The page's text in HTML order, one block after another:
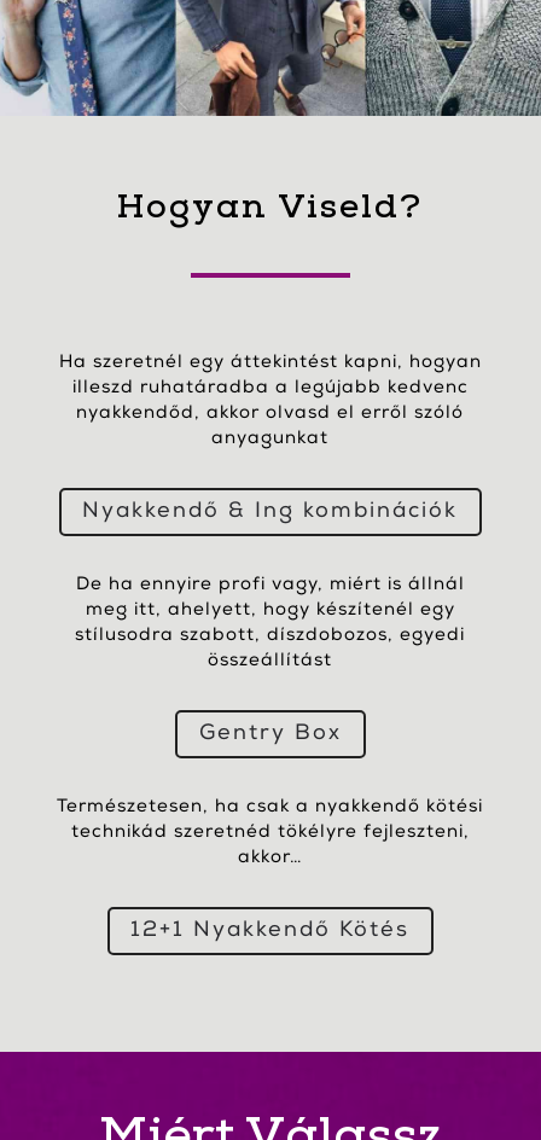
Hogyan Viseld?
Ha szeretnél egy áttekintést kapni, hogyan
illeszd ruhatáradba a legújabb kedvenc
nyakkendőd, akkor olvasd el erről szóló
anyagunkat
Nyakkendő & Ing kombinációk
De ha ennyire profi vagy, miért is állnál
meg itt, ahelyett, hogy készítenél egy
stílusodra szabott, díszdobozos, egyedi
összeállítást
Gentry Box
Természetesen, ha csak a nyakkendő kötési
technikád szeretnéd tökélyre fejleszteni,
akkor…
12+1 Nyakkendő Kötés